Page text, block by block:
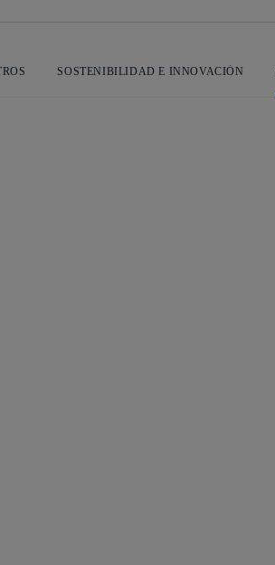
SOSTENIBILIDAD E INNOVACIÓN